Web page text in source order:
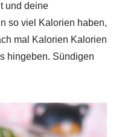
und deine
so viel Kalorien haben,
mal Kalorien Kalorien
hingeben. Sündigen